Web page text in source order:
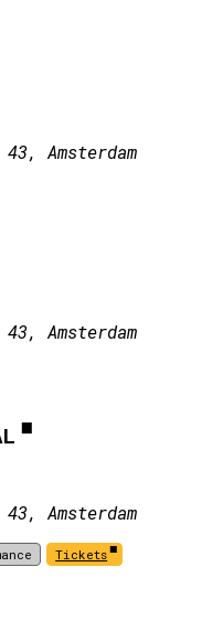
Amsterdam
Amsterdam
Amsterdam
Tickets